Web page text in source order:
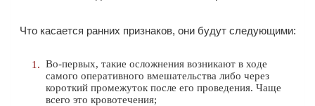
Что касается ранних признаков, они будут следующими:
Во-первых, такие осложнения возникают в ходе
самого оперативного вмешательства либо через
короткий промежуток после его проведения. Чаще
всего это кровотечения;